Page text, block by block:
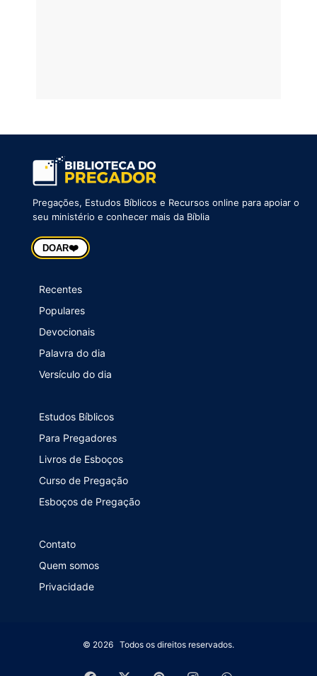
Pregações, Estudos Bíblicos e Recursos online para apoiar o
seu ministério e conhecer mais da Bíblia
DOAR❤️
Recentes
Populares
Devocionais
Palavra do dia
Versículo do dia
Estudos Bíblicos
Para Pregadores
Livros de Esboços
Curso de Pregação
Esboços de Pregação
Contato
Quem somos
Privacidade
© 2026 Todos os direitos reservados.